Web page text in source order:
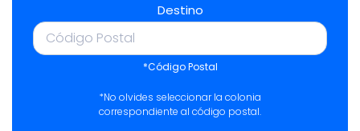
Destino
*Código Postal
*No olvides seleccionar la colonia
correspondiente al código postal.